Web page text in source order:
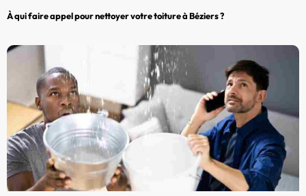
À qui faire appel pour nettoyer votre toiture à Béziers ?